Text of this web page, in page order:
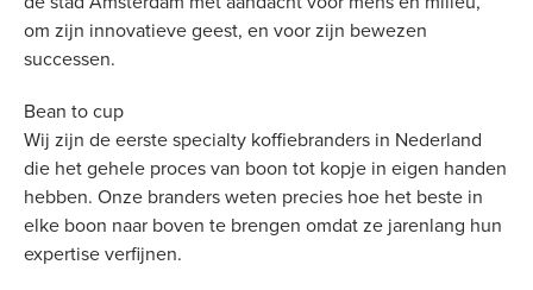
om zijn innovatieve geest, en voor zijn bewezen
successen.
Bean to cup
Wij zijn de eerste specialty koffiebranders in Nederland
die het gehele proces van boon tot kopje in eigen handen
hebben. Onze branders weten precies hoe het beste in
elke boon naar boven te brengen omdat ze jarenlang hun
expertise verfijnen.